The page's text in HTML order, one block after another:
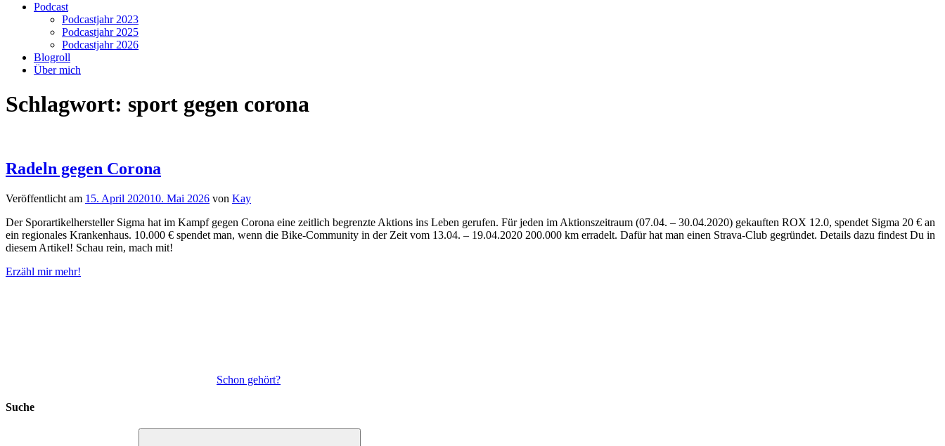
Podcast
Podcastjahr 2023
Podcastjahr 2025
Podcastjahr 2026
Blogroll
Über mich
Schlagwort: sport gegen corona
Radeln gegen Corona
Veröffentlicht am 15. April 202010. Mai 2026 von Kay
Der Sporartikelhersteller Sigma hat im Kampf gegen Corona eine zeitlich begrenzte Aktions ins Leben gerufen. Für jeden im Aktionszeitraum (07.04. – 30.04.2020) gekauften ROX 12.0, spendet Sigma 20 € an
ein regionales Krankenhaus. 10.000 € spendet man, wenn die Bike-Community in der Zeit vom 13.04. – 19.04.2020 200.000 km erradelt. Dafür hat man einen Strava-Club gegründet. Details dazu findest Du in
diesem Artikel! Schau rein, mach mit!
Erzähl mir mehr!
Schon gehört?
Suche